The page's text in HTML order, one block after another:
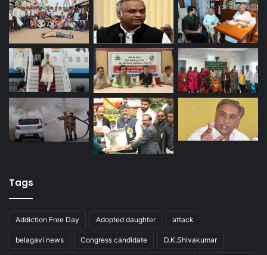
Tags
Addiction Free Day Adopted daughter attack
belagavi news Congress candidate D.K.Shivakumar